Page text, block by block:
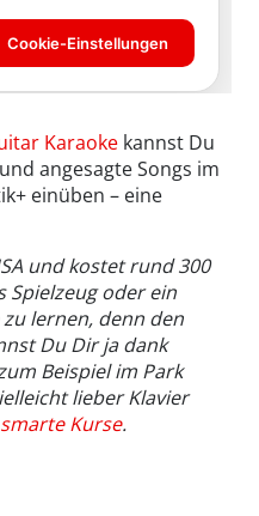
Karaoke kannst Du
angesagte Songs im
einüben – eine
und kostet rund 300
Spielzeug oder ein
lernen, denn den
Du Dir ja dank
Beispiel im Park
lieber Klavier
smarte Kurse.